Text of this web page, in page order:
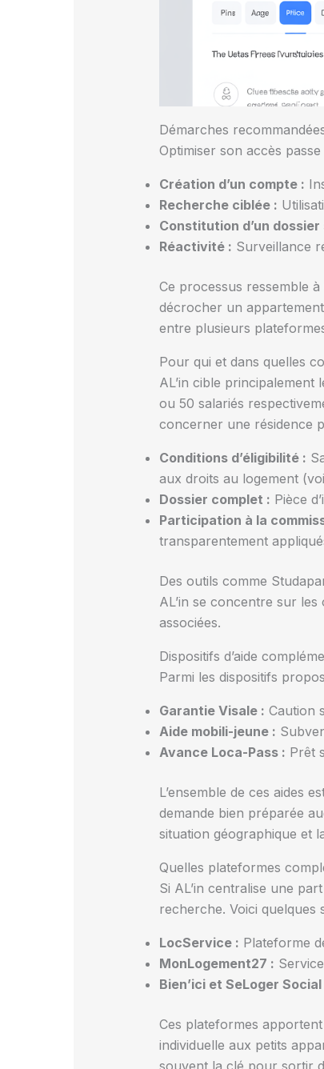
Démarches
Optimiser son accès
Création d’un compte :
Recherche ciblée :
Constitution d’un dossier
Réactivité : Surveillance
Ce processus ressemble
décrocher un
entre plusieurs
Pour qui et dans quelles
AL’in cible
ou 50 salariés
concerner une résidence
Conditions d’éligibilité :
aux droits au logement
Dossier complet : Pièce
Participation à la
transparentement
Des outils comme
AL’in se concentre sur
associées.
Dispositifs d’aide
Parmi les dispositifs
Garantie Visale : Caution
Aide mobili-jeune :
Avance Loca-Pass : Prêt
L’ensemble de ces aides
demande bien préparée
situation géographique et
Quelles plateformes
Si AL’in centralise une
recherche. Voici quelques
LocService : Plateforme
MonLogement27 :
Bien’ici et SeLoger Social
Ces plateformes
individuelle aux petits